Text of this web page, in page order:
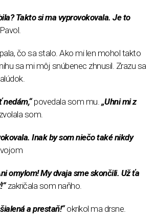
Takto si ma vyprovokovala. Je to
čo sa stalo. Ako mi len mohol takto
sa mi môj snúbenec zhnusil. Zrazu sa
povedala som mu. „Uhni mi z
som.
Inak by som niečo také nikdy
omylom! My dvaja sme skončili. Už ťa
zakričala som naňho.
a prestaň!“okríkol ma drsne.